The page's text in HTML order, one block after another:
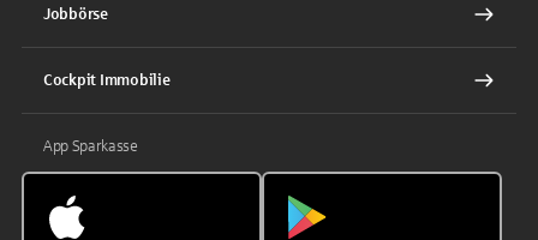
Jobbörse
Cockpit Immobilie
App Sparkasse